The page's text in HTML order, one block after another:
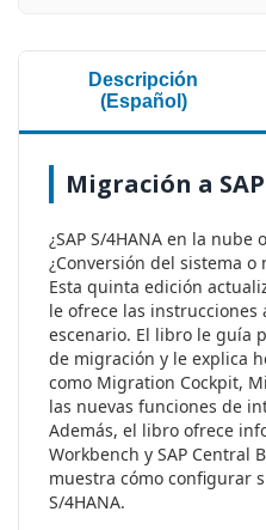
Descripción
(Español)
Migración a
¿SAP S/4HANA en la nube
¿Conversión del sistema
Esta quinta edición
le ofrece las instrucciones
escenario. El libro le guía
de migración y le explica
como Migration Cockpit,
las nuevas funciones de
Además, el libro ofrece
Workbench y SAP Central
muestra cómo configurar
S/4HANA.